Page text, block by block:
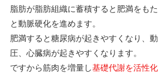
脂肪が脂肪組織に蓄積すると肥満をも
と動脈硬化を進めます。
肥満すると糖尿病が起きやすくなり、
圧、心臓病が起きやすくなります。
ですから筋肉を増量し基礎代謝を活性